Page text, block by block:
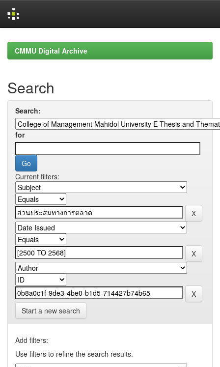
navigationCMMU Digital Archive
Search
Search:
for
Current filters:
Start a new search
Add filters:
Use filters to refine the search results.